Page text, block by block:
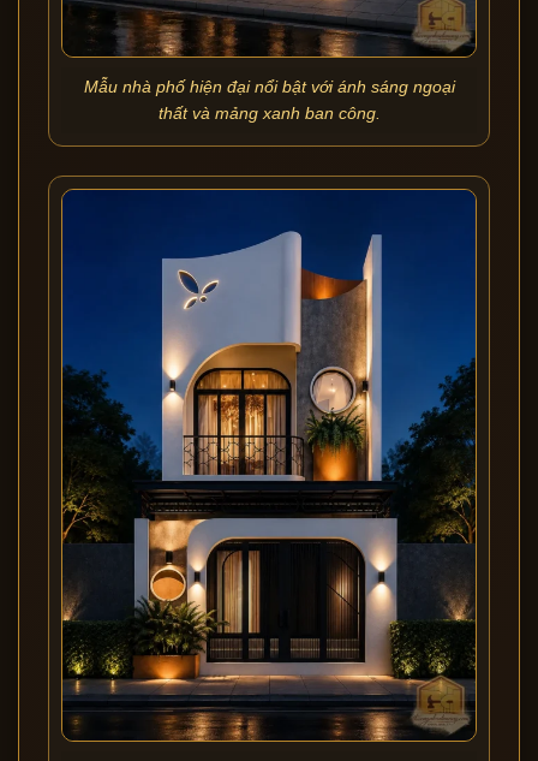
Mẫu nhà phố hiện đại nổi bật với ánh sáng ngoại
thất và mảng xanh ban công.